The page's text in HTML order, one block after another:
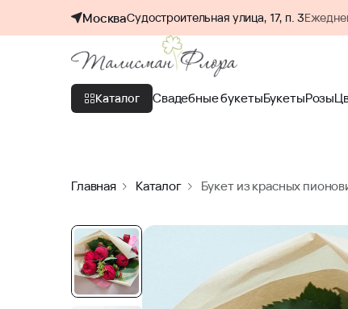
МоскваСудостроительная улица, 17, п. 3
Каталог Свадебные букетыБукетыРозы
Главная Каталог Букет из красных